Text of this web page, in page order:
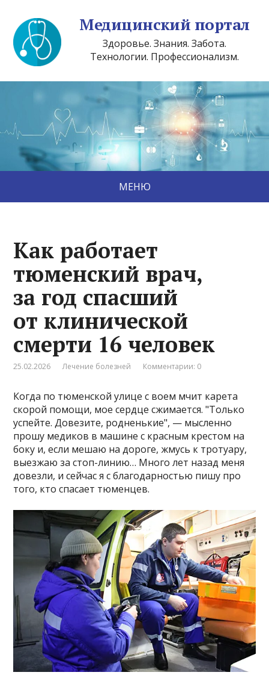
Медицинский портал
Здоровье. Знания. Забота.
Технологии. Профессионализм.
МЕНЮ
Как работает
тюменский врач,
за год спасший
от клинической
смерти 16 человек
25.02.2026 Лечение болезней Комментарии: 0
Когда по тюменской улице с воем мчит карета
скорой помощи, мое сердце сжимается. "Только
успейте. Довезите, родненькие", — мысленно
прошу медиков в машине с красным крестом на
боку и, если мешаю на дороге, жмусь к тротуару,
выезжаю за стоп-линию… Много лет назад меня
довезли, и сейчас я с благодарностью пишу про
того, кто спасает тюменцев.